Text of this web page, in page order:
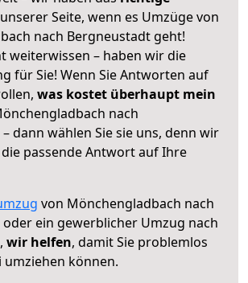
Seite, wenn es Umzüge von
nach Bergneustadt geht!
weiterwissen – haben wir die
für Sie! Wenn Sie Antworten auf
was kostet überhaupt mein
nach
dann wählen Sie sie uns, denn wir
passende Antwort auf Ihre
von Mönchengladbach nach
ein gewerblicher Umzug nach
wir helfen, damit Sie problemlos
können.